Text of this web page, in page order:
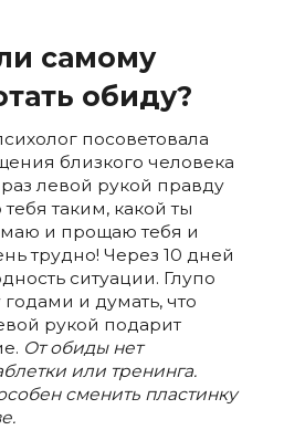
самому
обиду?
посоветовала
близкого человека
левой рукой правду
таким, какой ты
и прощаю тебя и
трудно! Через 10 дней
ситуации. Глупо
и думать, что
рукой подарит
От обиды нет
или тренинга.
сменить пластинку